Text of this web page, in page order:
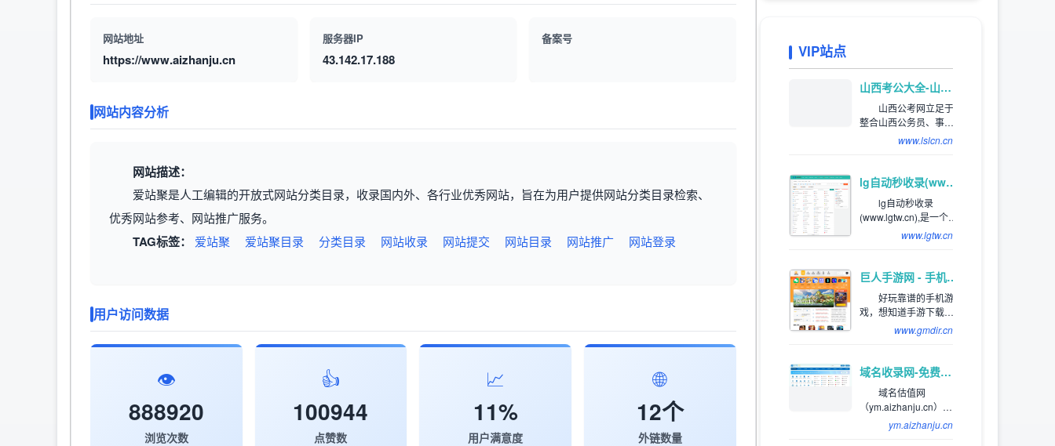
网站地址
https://www.aizhanju.cn
服务器IP
43.142.17.188
备案号
网站内容分析
网站描述：
爱站聚是人工编辑的开放式网站分类目录，收录国内外、各行业优秀网站，旨在为用户提供网站分类目录检索、
优秀网站参考、网站推广服务。
TAG标签： 爱站聚 爱站聚目录 分类目录 网站收录 网站提交 网站目录 网站推广 网站登录
用户访问数据
👁️
888920
浏览次数
👍
100944
点赞数
📈
11%
用户满意度
🌐
12个
外链数量
VIP站点
山西考公大全-山西省公务员、事业编、教师、三支一扶、特岗考试公告信息_及时发布平台
山西公考网立足于
整合山西公务员、事业
单位招聘等资讯，网罗
公务员招录信息。关注
山西公务员招录、考试
信息，服务公考人群。
www.lslcn.cn
lg自动秒收录(www.lgtw.cn)---一个互联网的集合网址导航。
lg自动秒收录
(www.lgtw.cn),是一个互
联网的集合网址导航。
为用户提供专业的网址
综合网址，软件下载网
址，电影网址，新游网
址，体育网址，手机网
址，社交网址，汽车网
址，旅游网址，生活网
www.lgtw.cn
巨人手游网 - 手机软件下载_手机游戏下载_好玩的手机游戏
好玩靠谱的手机游
戏，想知道手游下载平
台哪个好，好玩的手游
下载排行榜，下载靠谱
人手游网网体验吧！
www.gmdir.cn
域名收录网-免费提供外链发布自动收录，来路自动排第一位,欢迎和本站自助交换友情链,增加网站的外链与收录。
域名估值网
（ym.aizhanju.cn），
专注为站长提供网站分
类目录以及网址大全导
ym.aizhanju.cn